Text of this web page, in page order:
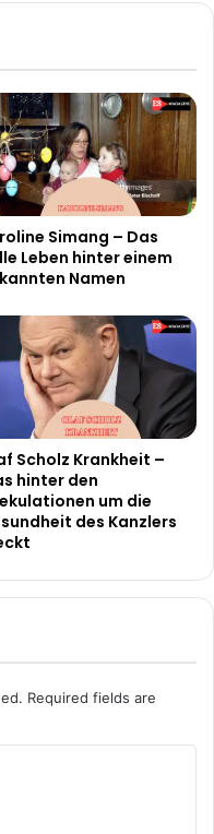
Simang – Das
Leben hinter einem
Namen
Scholz Krankheit –
hinter den
um die
des Kanzlers
Required fields are